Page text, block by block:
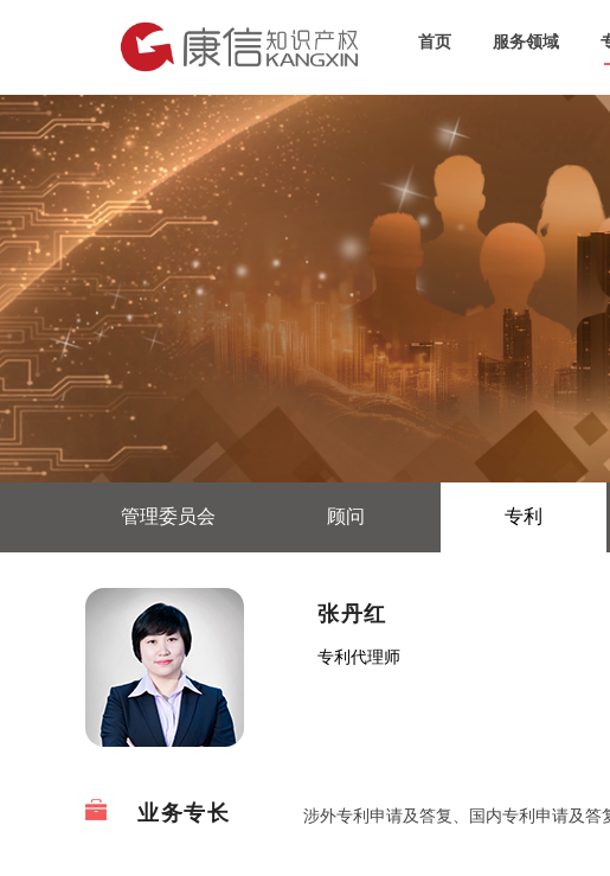
首页 服务领域
管理委员会 顾问 专利
张丹红
专利代理师
业务专长 涉外专利申请及答复、国内专利申请及答